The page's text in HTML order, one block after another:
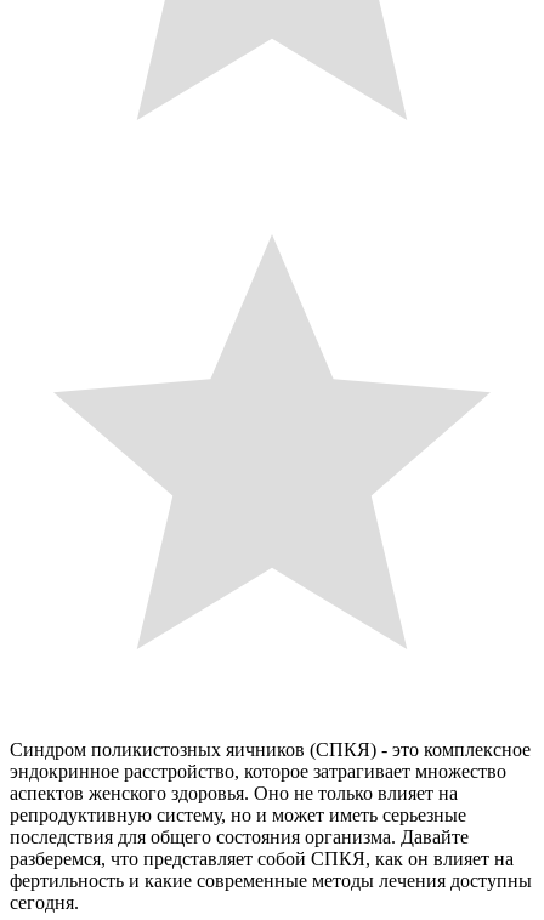
Синдром поликистозных яичников (СПКЯ) - это комплексное
эндокринное расстройство, которое затрагивает множество
аспектов женского здоровья. Оно не только влияет на
репродуктивную систему, но и может иметь серьезные
последствия для общего состояния организма. Давайте
разберемся, что представляет собой СПКЯ, как он влияет на
фертильность и какие современные методы лечения доступны
сегодня.